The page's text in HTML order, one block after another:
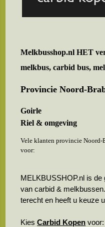
Melkbusshop.nl HET
melkbus, carbid bus,
Provincie Noord-
Goirle
Riel & omgeving
Vele klanten provincie Noord-
voor:
MELKBUSSHOP.nl is de
van carbid &
terecht en heeft u keuze
KiesCarbid Kopen